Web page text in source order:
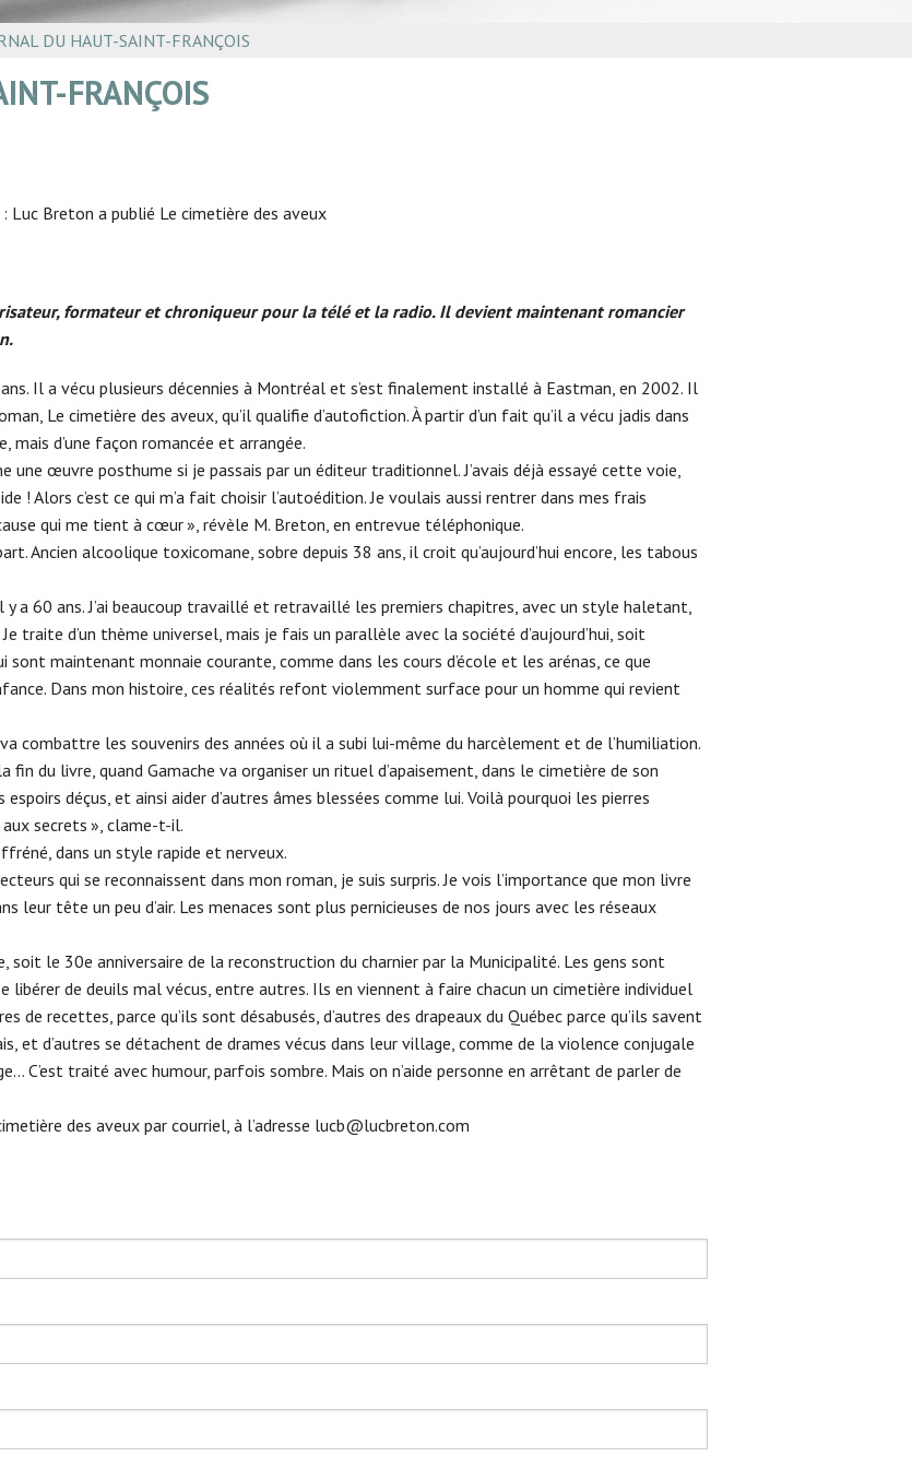
DU HAUT-SAINT-FRANÇOIS
FRANÇOIS
Luc Breton a publié Le cimetière des aveux
formateur et chroniqueur pour la télé et la radio. Il devient maintenant romancier
Il a vécu plusieurs décennies à Montréal et s’est finalement installé à Eastman, en 2002. Il
Le cimetière des aveux, qu’il qualifie d’autofiction. À partir d’un fait qu’il a vécu jadis dans
d’une façon romancée et arrangée.
une œuvre posthume si je passais par un éditeur traditionnel. J’avais déjà essayé cette voie,
! Alors c’est ce qui m’a fait choisir l’autoédition. Je voulais aussi rentrer dans mes frais
qui me tient à cœur », révèle M. Breton, en entrevue téléphonique.
Ancien alcoolique toxicomane, sobre depuis 38 ans, il croit qu’aujourd’hui encore, les tabous
y a 60 ans. J’ai beaucoup travaillé et retravaillé les premiers chapitres, avec un style haletant,
traite d’un thème universel, mais je fais un parallèle avec la société d’aujourd’hui, soit
maintenant monnaie courante, comme dans les cours d’école et les arénas, ce que
Dans mon histoire, ces réalités refont violemment surface pour un homme qui revient
combattre les souvenirs des années où il a subi lui-même du harcèlement et de l’humiliation.
fin du livre, quand Gamache va organiser un rituel d’apaisement, dans le cimetière de son
déçus, et ainsi aider d’autres âmes blessées comme lui. Voilà pourquoi les pierres
secrets », clame-t-il.
dans un style rapide et nerveux.
qui se reconnaissent dans mon roman, je suis surpris. Je vois l’importance que mon livre
tête un peu d’air. Les menaces sont plus pernicieuses de nos jours avec les réseaux
soit le 30e anniversaire de la reconstruction du charnier par la Municipalité. Les gens sont
libérer de deuils mal vécus, entre autres. Ils en viennent à faire chacun un cimetière individuel
de recettes, parce qu’ils sont désabusés, d’autres des drapeaux du Québec parce qu’ils savent
et d’autres se détachent de drames vécus dans leur village, comme de la violence conjugale
C’est traité avec humour, parfois sombre. Mais on n’aide personne en arrêtant de parler de
des aveux par courriel, à l’adresse lucb@lucbreton.com